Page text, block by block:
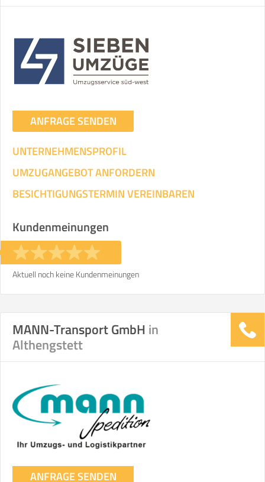
ANFRAGE SENDEN
UNTERNEHMENSPROFIL
UMZUGANGEBOT ANFORDERN
BESICHTIGUNGSTERMIN VEREINBAREN
Kundenmeinungen
Aktuell noch keine Kundenmeinungen
MANN-Transport GmbH in
Althengstett
ANFRAGE SENDEN